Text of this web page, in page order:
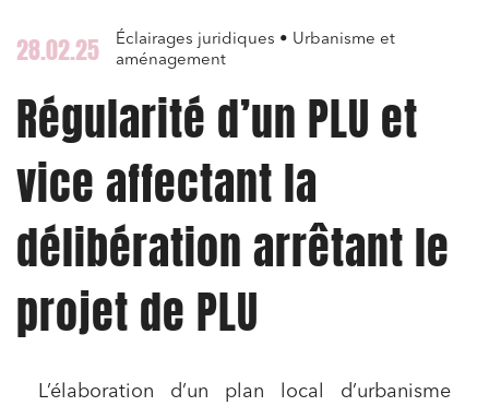
28.02.25
Éclairages juridiques • Urbanisme et
aménagement
Régularité d’un PLU et
vice affectant la
délibération arrêtant le
projet de PLU
L’élaboration d’un plan local d’urbanisme